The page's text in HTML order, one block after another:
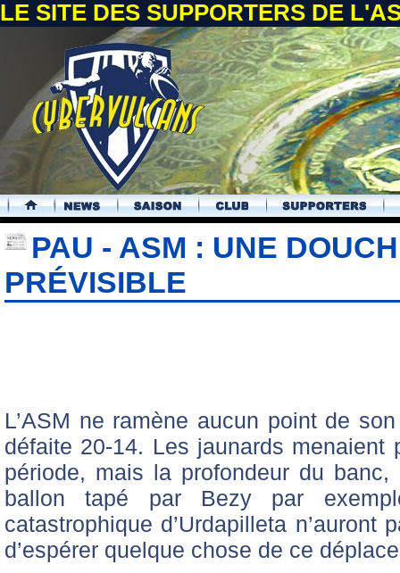
LE SITE DES SUPPORTERS DE
.
PAU - ASM : UNE
PRÉVISIBLE
L’ASM ne ramène aucun point de
défaite 20-14. Les jaunards menaient
période, mais la profondeur du
ballon tapé par Bezy par
catastrophique d’Urdapilleta n’auront
d’espérer quelque chose de ce